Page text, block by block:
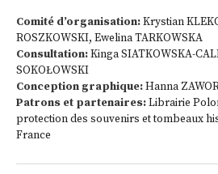
Comité d’organisation:Krystian
ROSZKOWSKI, Ewelina TARKOWSKA
Consultation:Kinga SIATKOWSKA-
SOKOŁOWSKI
Conception graphique:Hanna
Patrons et partenaires:Librairie
protection des souvenirs et tombeaux
France